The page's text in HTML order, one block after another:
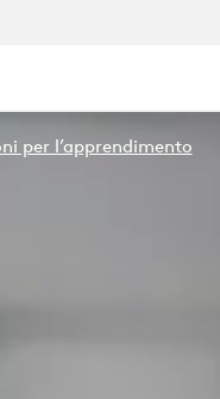
per l’apprendimento